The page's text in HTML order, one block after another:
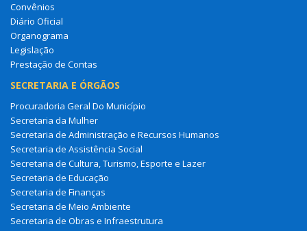
Convênios
Diário Oficial
Organograma
Legislação
Prestação de Contas
SECRETARIA E ÓRGÃOS
Procuradoria Geral Do Município
Secretaria da Mulher
Secretaria de Administração e Recursos Humanos
Secretaria de Assistência Social
Secretaria de Cultura, Turismo, Esporte e Lazer
Secretaria de Educação
Secretaria de Finanças
Secretaria de Meio Ambiente
Secretaria de Obras e Infraestrutura